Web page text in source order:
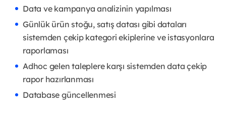
Data ve kampanya analizinin yapılması
Günlük ürün stoğu, satış datası gibi dataları
sistemden çekip kategori ekiplerine ve istasyonlara
raporlaması
Adhoc gelen taleplere karşı sistemden data çekip
rapor hazırlanması
Database güncellenmesi